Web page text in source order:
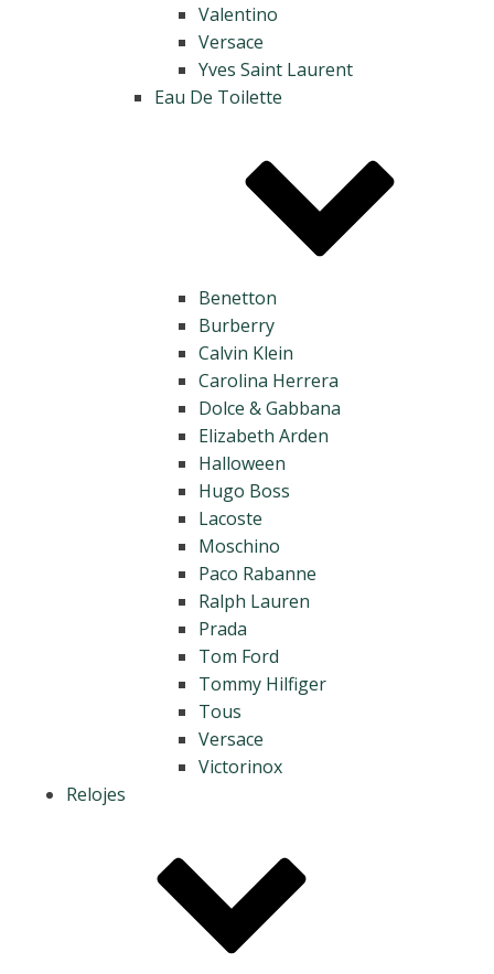
Valentino
Versace
Yves Saint Laurent
Eau De Toilette
Benetton
Burberry
Calvin Klein
Carolina Herrera
Dolce & Gabbana
Elizabeth Arden
Halloween
Hugo Boss
Lacoste
Moschino
Paco Rabanne
Ralph Lauren
Prada
Tom Ford
Tommy Hilfiger
Tous
Versace
Victorinox
Relojes